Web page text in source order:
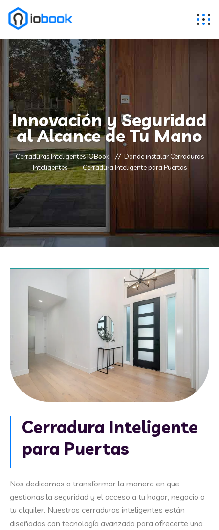
Innovación y Seguridad
al Alcance de Tu Mano
Cerraduras Inteligentes IOBook
Donde instalar Cerraduras
Inteligentes
Cerradura Inteligente para Puertas
Cerradura Inteligente
para Puertas
Nos dedicamos a transformar la manera en que
gestionas la seguridad y el acceso a tu hogar, negocio o
tu alquiler. Nuestras cerraduras inteligentes están
diseñadas con tecnología avanzada para ofrecerte una